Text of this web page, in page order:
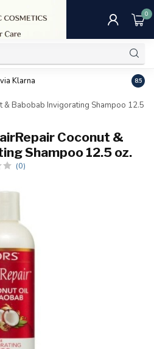
0
Klarna 8.5
& Babobab Invigorating Shampoo 12.5
Coconut &
Shampoo 12.5 oz.
(0)